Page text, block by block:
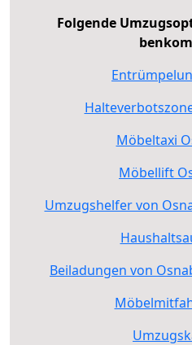
Folgende
Möbeltaxi
Möbellift
Umzugshelfer von
Beiladungen von